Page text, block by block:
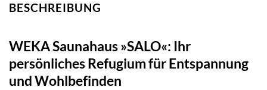
BESCHREIBUNG
WEKA Saunahaus »SALO«: Ihr
persönliches Refugium für Entspannung
und Wohlbefinden